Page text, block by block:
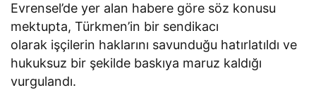
Evrensel’de yer alan habere göre söz konusu
mektupta, Türkmen’in bir sendikacı
olarak işçilerin haklarını savunduğu hatırlatıldı ve
hukuksuz bir şekilde baskıya maruz kaldığı
vurgulandı.